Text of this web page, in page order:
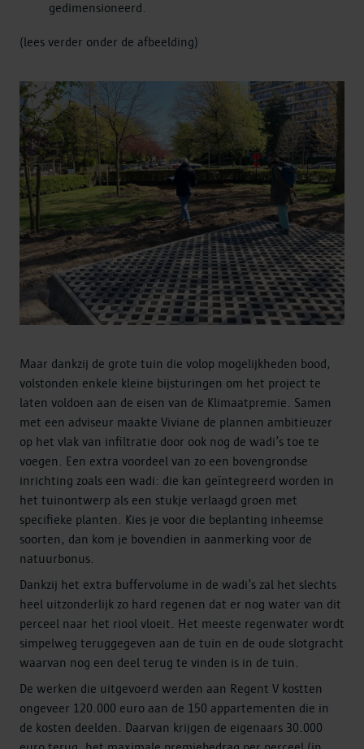
gedimensioneerd.
(lees verder onder de afbeelding)
Maar dankzij de grote tuin die volop mogelijkheden bood,
volstonden enkele kleine bijsturingen om het project te
laten voldoen aan de eisen van de Klimaatpremie. Samen
met een adviseur maakte Viviane de plannen ambitieuzer
op het vlak van infiltratie door ook nog de wadi’s toe te
voegen. Een extra voordeel van zo een bovengrondse
inrichting zoals een wadi: die kan geïntegreerd worden in
het tuinontwerp als een stukje verlaagd groen met
specifieke planten. Kies je voor die beplanting inheemse
soorten, dan kom je bovendien in aanmerking voor de
natuurbonus.
Dankzij het extra buffervolume in de wadi’s zal het slechts
heel uitzonderlijk zo hard regenen dat er nog water van dit
perceel naar het riool vloeit. Het meeste regenwater wordt
simpelweg teruggegeven aan de tuin en de oude slotgracht
waarvan nog een deel terug te vinden is in de tuin.
De werken die uitgevoerd werden aan Regent V kostten
ongeveer 120.000 euro aan de 150 appartementen die in
de kosten deelden. Daarvan krijgen de eigenaars 30.000